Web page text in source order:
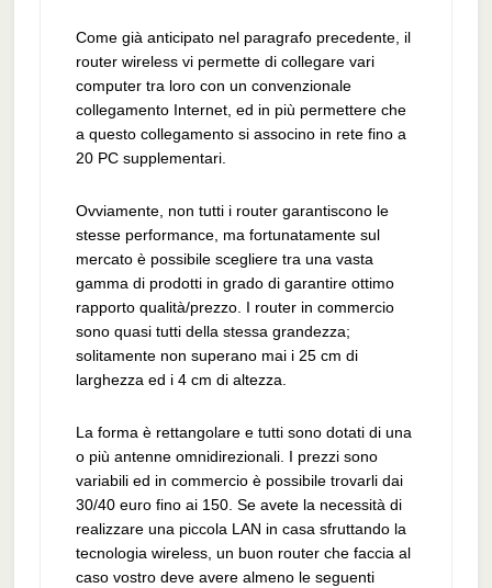
Come già anticipato nel paragrafo precedente, il
router wireless vi permette di collegare vari
computer tra loro con un convenzionale
collegamento Internet, ed in più permettere che
a questo collegamento si associno in rete fino a
20 PC supplementari.
Ovviamente, non tutti i router garantiscono le
stesse performance, ma fortunatamente sul
mercato è possibile scegliere tra una vasta
gamma di prodotti in grado di garantire ottimo
rapporto qualità/prezzo. I router in commercio
sono quasi tutti della stessa grandezza;
solitamente non superano mai i 25 cm di
larghezza ed i 4 cm di altezza.
La forma è rettangolare e tutti sono dotati di una
o più antenne omnidirezionali. I prezzi sono
variabili ed in commercio è possibile trovarli dai
30/40 euro fino ai 150. Se avete la necessità di
realizzare una piccola LAN in casa sfruttando la
tecnologia wireless, un buon router che faccia al
caso vostro deve avere almeno le seguenti